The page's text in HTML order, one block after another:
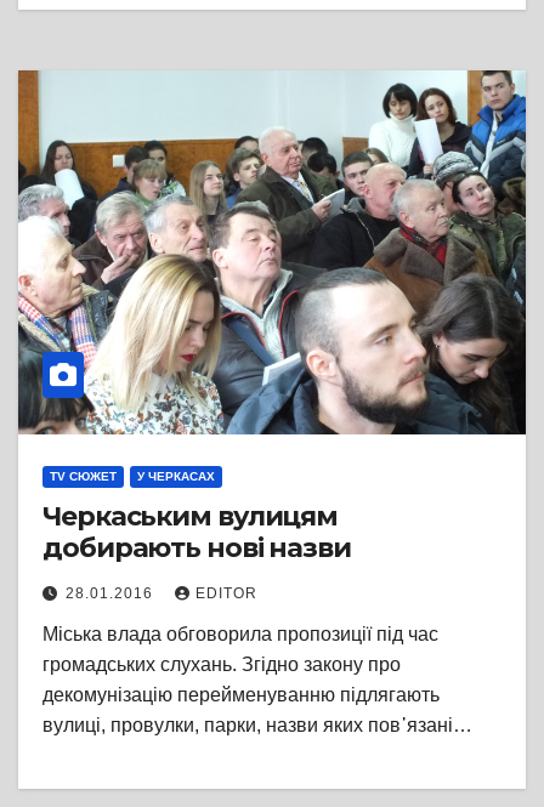
TV СЮЖЕТ У ЧЕРКАСАХ
Черкаським вулицям
добирають нові назви
28.01.2016 EDITOR
Міська влада обговорила пропозиції під час
громадських слухань. Згідно закону про
декомунізацію перейменуванню підлягають
вулиці, провулки, парки, назви яких пов᾽язані…